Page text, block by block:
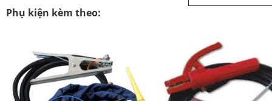
Phụ kiện kèm theo: